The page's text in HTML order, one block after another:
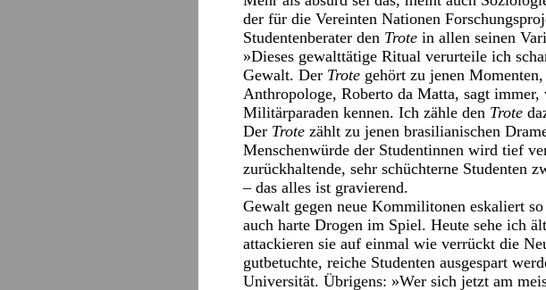
der für die Vereinten Nationen
Studentenberater den Trote in allen seinen
»Dieses gewalttätige Ritual verurteile ich
Gewalt. Der Trote gehört zu jenen
Anthropologe, Roberto da Matta, sagt
Militärparaden kennen. Ich zähle den Trote
Der Trote zählt zu jenen brasilianischen
Menschenwürde der Studentinnen wird tief
zurückhaltende, sehr schüchterne Studenten
– das alles ist gravierend.
Gewalt gegen neue Kommilitonen eskaliert
auch harte Drogen im Spiel. Heute sehe ich
attackieren sie auf einmal wie verrückt die
gutbetuchte, reiche Studenten ausgespart
Universität. Übrigens: »Wer sich jetzt am